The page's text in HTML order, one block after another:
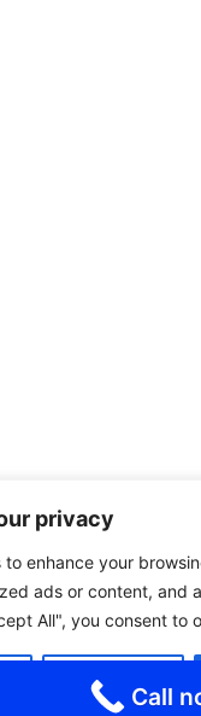
privacy
to enhance your
ads or content, and
All", you consent to
Reject All
Call